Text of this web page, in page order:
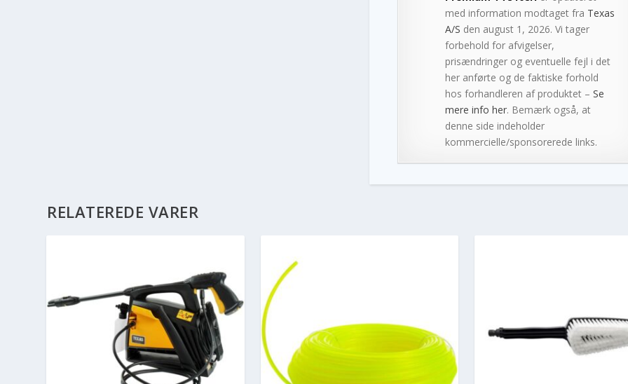
med information modtaget fra Texas
A/S den august 1, 2026. Vi tager
forbehold for afvigelser,
prisændringer og eventuelle fejl i det
her anførte og de faktiske forhold
hos forhandleren af produktet – Se
mere info her. Bemærk også, at
denne side indeholder
kommercielle/sponsorerede links.
RELATEREDE VARER